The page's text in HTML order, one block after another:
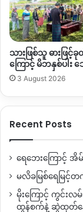
တဲ့သူရှိသလိုမပြော
တွေ အားလုံးစနစ်
ဖို့ ပြောချင်ပါတယ်”
ယင်းစွန့်ပစ်အမှိုက်မ
အတွက် စိတ်မနှစ်မြို့စ
တွင် ပိုမိုဆိုးရွားသ
ဒေသခံလူငယ်များ
ယခင်နှစ်၂၀၁၅ ခု
လည်ပတ်သောခရီး
၂၀၁၉ ခုနှစ်နောက်ပို
ခရီးသည်များ ပိုမိုမျ
သားဖြစ်သူ ဓားဖြ
ကြောင့် မိဘနှစ်ပါး
3 August 2026
Recent Posts
ရေဘေးကြောင့် အိ
မလိခမြစ်ရေမြင့်တ
မိုးကြောင့် ကွင်း
ထွန်စက်နဲ့ ဆွဲထုတ်န